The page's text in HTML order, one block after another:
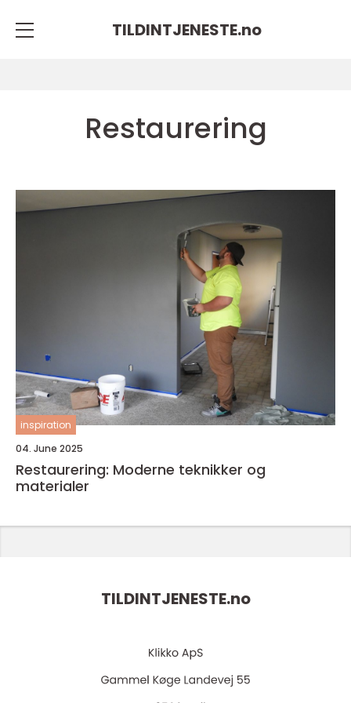
TILDINTJENESTE.no
Restaurering
inspiration
04. June 2025
Restaurering: Moderne teknikker og
materialer
TILDINTJENESTE.no